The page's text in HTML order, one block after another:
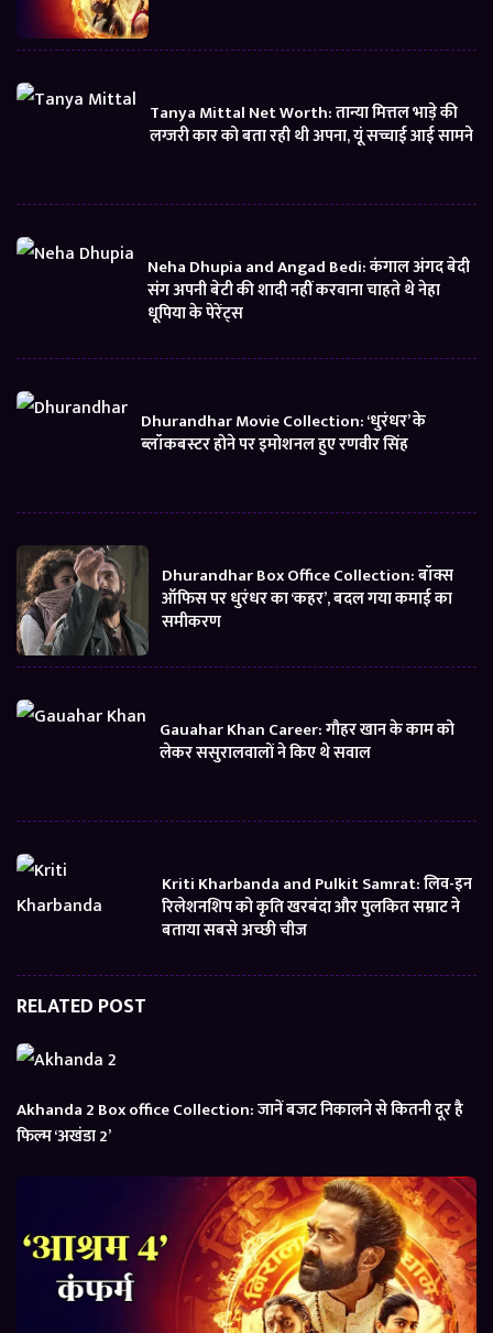
Tanya Mittal Net Worth: तान्या मित्तल भाड़े की
लग्जरी कार को बता रही थी अपना, यूं सच्चाई आई सामने
Neha Dhupia and Angad Bedi: कंगाल अंगद बेदी
संग अपनी बेटी की शादी नहीं करवाना चाहते थे नेहा
धूपिया के पेरेंट्स
Dhurandhar Movie Collection: ‘धुरंधर’ के
ब्लॉकबस्टर होने पर इमोशनल हुए रणवीर सिंह
Dhurandhar Box Office Collection: बॉक्स
ऑफिस पर धुरंधर का ‘कहर’, बदल गया कमाई का
समीकरण
Gauahar Khan Career: गौहर खान के काम को
लेकर ससुरालवालों ने किए थे सवाल
Kriti Kharbanda and Pulkit Samrat: लिव-इन
रिलेशनशिप को कृति खरबंदा और पुलकित सम्राट ने
बताया सबसे अच्छी चीज
RELATED POST
Akhanda 2 Box office Collection: जानें बजट निकालने से कितनी दूर है
फिल्म ‘अखंडा 2’